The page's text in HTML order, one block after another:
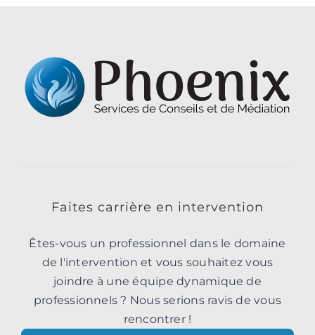
Faites carrière en intervention
Êtes-vous un professionnel dans le domaine
de l'intervention et vous souhaitez vous
joindre à une équipe dynamique de
professionnels ? Nous serions ravis de vous
rencontrer !